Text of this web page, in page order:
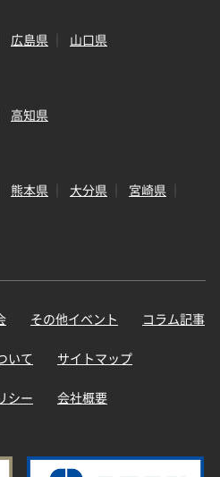
広島県 山口県
高知県
熊本県 大分県
宮崎県
その他イベント コラム記事
いて サイトマップ
シー 会社概要